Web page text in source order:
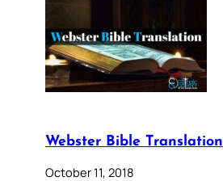
Webster Bible Translation
October 11, 2018